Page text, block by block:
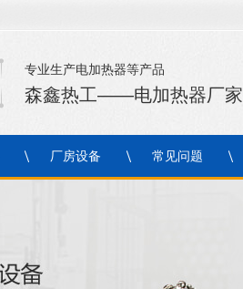
专业生产电加热器等产品
森鑫热工——电加热器厂家
厂房设备 常见问题